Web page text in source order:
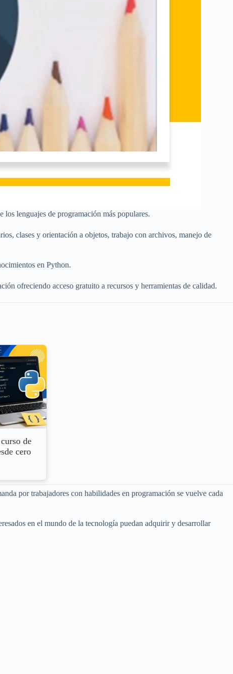
lenguajes de programación más populares.
clases y orientación a objetos, trabajo con archivos, manejo de
en Python.
ofreciendo acceso gratuito a recursos y herramientas de calidad.
de
cero
por trabajadores con habilidades en programación se vuelve cada
en el mundo de la tecnología puedan adquirir y desarrollar